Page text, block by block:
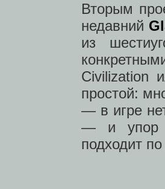
Вторым
недавний
из
Civilization
простой:
— в игре
— и упор
подходит